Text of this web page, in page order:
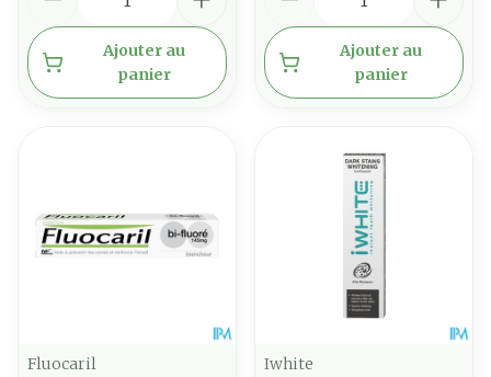
Ajouter au
panier
Ajouter au
panier
Fluocaril
Iwhite